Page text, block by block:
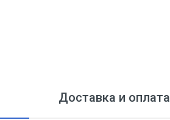
Доставка и оплата